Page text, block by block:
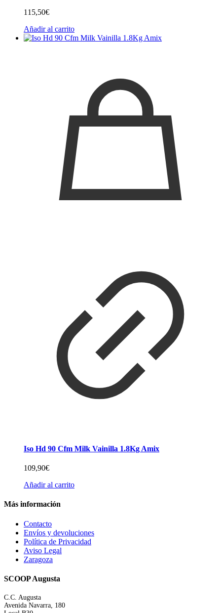
115,50€
Añadir al carrito
Iso Hd 90 Cfm Milk Vainilla 1.8Kg Amix
109,90€
Añadir al carrito
Más información
Contacto
Envíos y devoluciones
Política de Privacidad
Aviso Legal
Zaragoza
SCOOP Augusta
C.C. Augusta
Avenida Navarra, 180